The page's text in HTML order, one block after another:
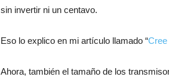
sin invertir ni un centavo.
Eso lo explico en mi artículo llamado “Cree
Ahora, también el tamaño de los